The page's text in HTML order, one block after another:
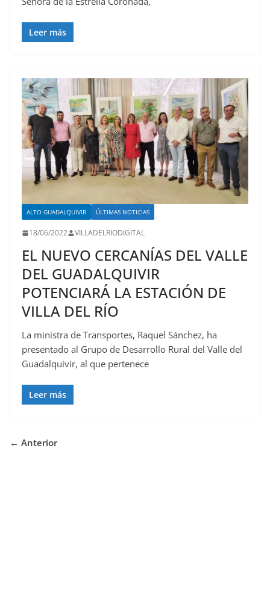
Leer más
ALTO GUADALQUIVIR ÚLTIMAS NOTICIAS
18/06/2022 VILLADELRIODIGITAL
EL NUEVO CERCANÍAS DEL VALLE
DEL GUADALQUIVIR
POTENCIARÁ LA ESTACIÓN DE
VILLA DEL RÍO
La ministra de Transportes, Raquel Sánchez, ha
presentado al Grupo de Desarrollo Rural del Valle del
Guadalquivir, al que pertenece
Leer más
← Anterior